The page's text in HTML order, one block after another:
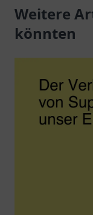
Immer beste
der Nähe!
Weitere
könnten